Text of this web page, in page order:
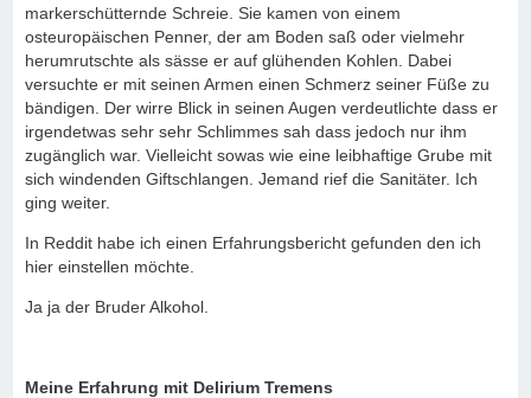
markerschütternde Schreie. Sie kamen von einem
osteuropäischen Penner, der am Boden saß oder vielmehr
herumrutschte als sässe er auf glühenden Kohlen. Dabei
versuchte er mit seinen Armen einen Schmerz seiner Füße zu
bändigen. Der wirre Blick in seinen Augen verdeutlichte dass er
irgendetwas sehr sehr Schlimmes sah dass jedoch nur ihm
zugänglich war. Vielleicht sowas wie eine leibhaftige Grube mit
sich windenden Giftschlangen. Jemand rief die Sanitäter. Ich
ging weiter.
In Reddit habe ich einen Erfahrungsbericht gefunden den ich
hier einstellen möchte.
Ja ja der Bruder Alkohol.
Meine Erfahrung mit Delirium Tremens